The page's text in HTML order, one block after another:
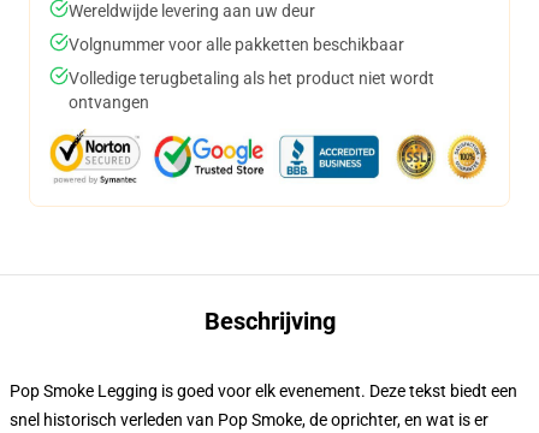
Wereldwijde levering aan uw deur
Volgnummer voor alle pakketten beschikbaar
Volledige terugbetaling als het product niet wordt
ontvangen
Beschrijving
Pop Smoke Legging is goed voor elk evenement. Deze tekst biedt een
snel historisch verleden van Pop Smoke, de oprichter, en wat is er